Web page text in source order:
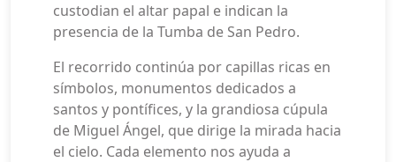
custodian el altar papal e indican la
presencia de la Tumba de San Pedro.
El recorrido continúa por capillas ricas en
símbolos, monumentos dedicados a
santos y pontífices, y la grandiosa cúpula
de Miguel Ángel, que dirige la mirada hacia
el cielo. Cada elemento nos ayuda a